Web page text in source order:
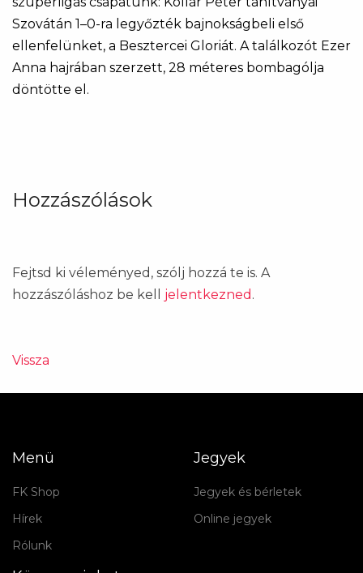
Szovátán 1–0-ra legyőzték bajnokságbeli első
ellenfelünket, a Besztercei Gloriát. A találkozót Ezer
Anna hajrában szerzett, 28 méteres bombagólja
döntötte el.
Hozzászólások
Fejtsd ki véleményed, szólj hozzá te is. A
hozzászóláshoz be kell jelentkezned .
Vissza
Menü
FK Shop
Hírek
Rólunk
Jegyek
Jegyek és bérletek
Online jegyek